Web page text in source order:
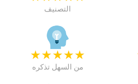
التصنيف
★
★
★
★
★
من السهل تذكره